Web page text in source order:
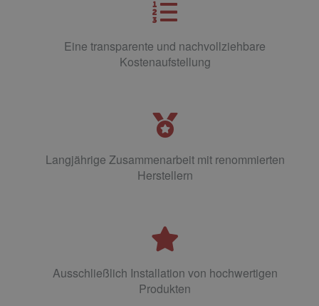
Eine transparente und nachvollziehbare
Kostenaufstellung
Langjährige Zusammenarbeit mit renommierten
Herstellern
Ausschließlich Installation von hochwertigen
Produkten